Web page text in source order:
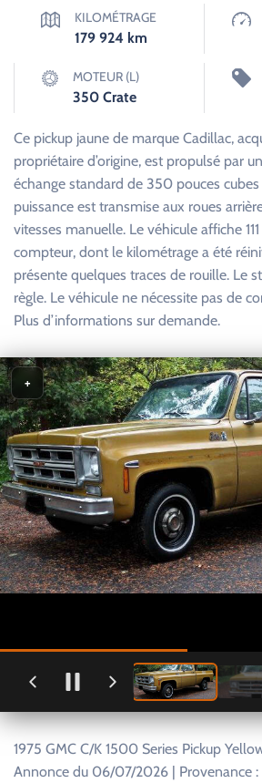
KILOMÉTRAGE
179 924 km
MOTEUR (L)
350 Crate
Ce pickup jaune de marque Cadillac,
propriétaire d’origine, est propulsé par
échange standard de 350 pouces
puissance est transmise aux roues
vitesses manuelle. Le véhicule affiche
compteur, dont le kilométrage a été
présente quelques traces de rouille. Le
règle. Le véhicule ne nécessite pas de
Plus d’informations sur demande.
+
1975 GMC C/K 1500 Series Pickup
Annonce du 06/07/2026 | Provenance :